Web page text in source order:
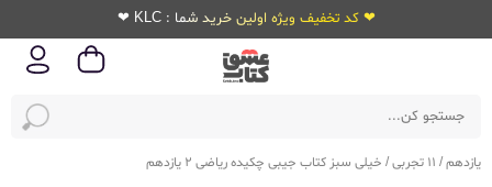
❤ کد تخفیف ویژه اولین خرید شما : KLC ❤
یازدهم/ 11 تجربی / خیلی سبز کتاب جیبی چکیده ریاضی 2 یازدهم